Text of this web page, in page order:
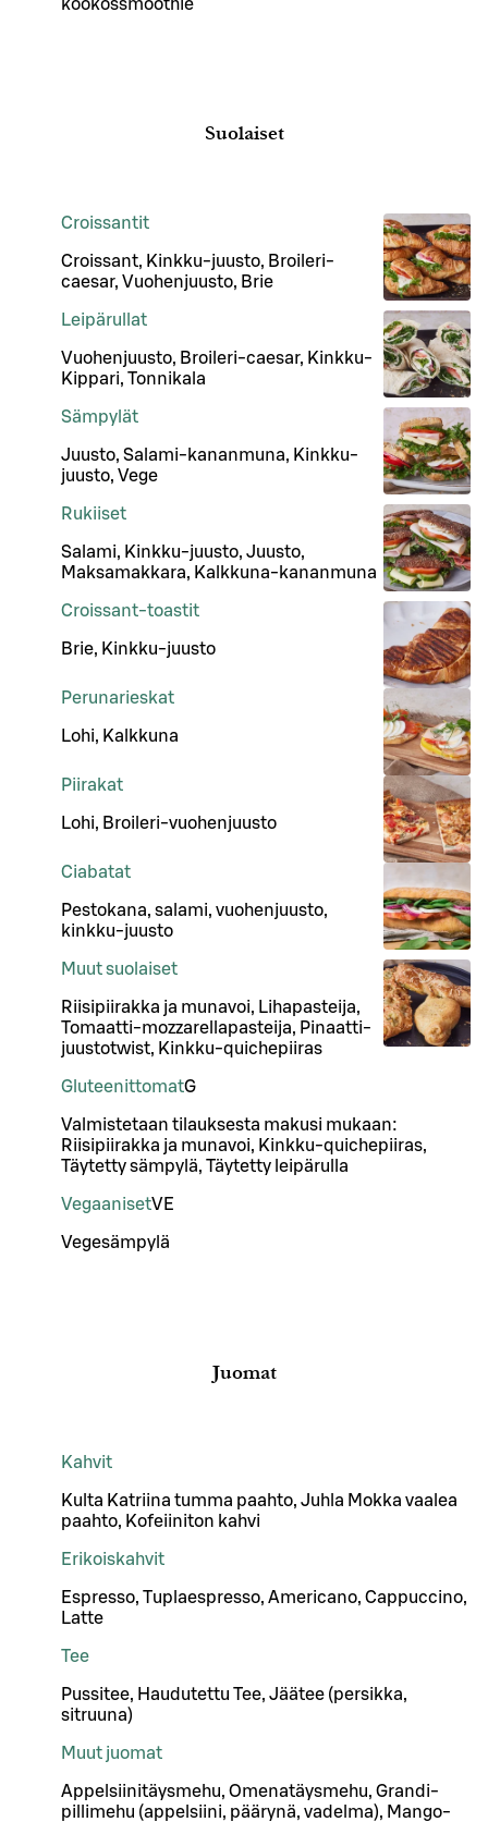
kookossmoothie
Suolaiset
Croissantit
Croissant, Kinkku-juusto, Broileri-
caesar, Vuohenjuusto, Brie
Leipärullat
Vuohenjuusto, Broileri-caesar, Kinkku-
Kippari, Tonnikala
Sämpylät
Juusto, Salami-kananmuna, Kinkku-
juusto, Vege
Rukiiset
Salami, Kinkku-juusto, Juusto,
Maksamakkara, Kalkkuna-kananmuna
Croissant-toastit
Brie, Kinkku-juusto
Perunarieskat
Lohi, Kalkkuna
Piirakat
Lohi, Broileri-vuohenjuusto
Ciabatat
Pestokana, salami, vuohenjuusto,
kinkku-juusto
Muut suolaiset
Riisipiirakka ja munavoi, Lihapasteija,
Tomaatti-mozzarellapasteija, Pinaatti-
juustotwist, Kinkku-quichepiiras
GluteenittomatG
Valmistetaan tilauksesta makusi mukaan:
Riisipiirakka ja munavoi, Kinkku-quichepiiras,
Täytetty sämpylä, Täytetty leipärulla
VegaanisetVE
Vegesämpylä
Juomat
Kahvit
Kulta Katriina tumma paahto, Juhla Mokka vaalea
paahto, Kofeiiniton kahvi
Erikoiskahvit
Espresso, Tuplaespresso, Americano, Cappuccino,
Latte
Tee
Pussitee, Haudutettu Tee, Jäätee (persikka,
sitruuna)
Muut juomat
Appelsiinitäysmehu, Omenatäysmehu, Grandi-
pillimehu (appelsiini, päärynä, vadelma), Mango-